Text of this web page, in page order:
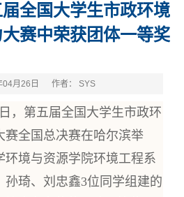
全国大学生市政环境
赛中荣获团体一等奖
月26日 作者： SYS
，第五届全国大学生市政环
赛全国总决赛在哈尔滨举
环境与资源学院环境工程系
孙琦、刘忠鑫3位同学组建的